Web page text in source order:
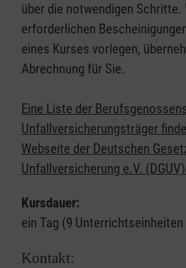
über die notwendigen Schritte.
erforderlichen
eines Kurses vorlegen,
Abrechnung für Sie.
Eine Liste der
Unfallversicherungsträger
Webseite der Deutschen
Unfallversicherung e.V.
Kursdauer:
ein Tag (9
Kontakt: